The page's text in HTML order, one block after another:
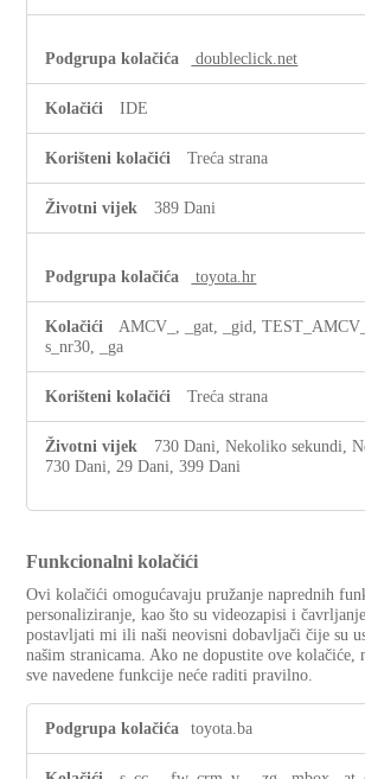
doubleclick.net
IDE
Treća strana
389 Dani
toyota.hr
AMCV_, _gat, _gid,
s_nr30, _ga
Treća strana
730 Dani, Nekoliko sekundi,
730 Dani, 29 Dani, 399 Dani
Funkcionalni kolačići
Ovi kolačići omogućavaju pružanje naprednih
personaliziranje, kao što su videozapisi i
postavljati mi ili naši neovisni dobavljači čije su
našim stranicama. Ako ne dopustite ove kolačiće,
sve navedene funkcije neće raditi pravilno.
Funkcionalni
kolačići
toyota.ba